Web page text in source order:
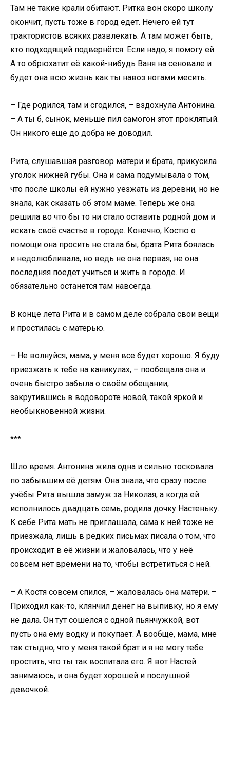
Там не такие крали обитают. Ритка вон скоро школу
окончит, пусть тоже в город едет. Нечего ей тут
трактористов всяких развлекать. А там может быть,
кто подходящий подвернётся. Если надо, я помогу ей.
А то обрюхатит её какой-нибудь Ваня на сеновале и
будет она всю жизнь как ты навоз ногами месить.
– Где родился, там и сгодился, – вздохнула Антонина.
– А ты б, сынок, меньше пил самогон этот проклятый.
Он никого ещё до добра не доводил.
Рита, слушавшая разговор матери и брата, прикусила
уголок нижней губы. Она и сама подумывала о том,
что после школы ей нужно уезжать из деревни, но не
знала, как сказать об этом маме. Теперь же она
решила во что бы то ни стало оставить родной дом и
искать своё счастье в городе. Конечно, Костю о
помощи она просить не стала бы, брата Рита боялась
и недолюбливала, но ведь не она первая, не она
последняя поедет учиться и жить в городе. И
обязательно останется там навсегда.
В конце лета Рита и в самом деле собрала свои вещи
и простилась с матерью.
– Не волнуйся, мама, у меня все будет хорошо. Я буду
приезжать к тебе на каникулах, – пообещала она и
очень быстро забыла о своём обещании,
закрутившись в водовороте новой, такой яркой и
необыкновенной жизни.
***
Шло время. Антонина жила одна и сильно тосковала
по забывшим её детям. Она знала, что сразу после
учёбы Рита вышла замуж за Николая, а когда ей
исполнилось двадцать семь, родила дочку Настеньку.
К себе Рита мать не приглашала, сама к ней тоже не
приезжала, лишь в редких письмах писала о том, что
происходит в её жизни и жаловалась, что у неё
совсем нет времени на то, чтобы встретиться с ней.
– А Костя совсем спился, – жаловалась она матери. –
Приходил как-то, клянчил денег на выпивку, но я ему
не дала. Он тут сошёлся с одной пьянчужкой, вот
пусть она ему водку и покупает. А вообще, мама, мне
так стыдно, что у меня такой брат и я не могу тебе
простить, что ты так воспитала его. Я вот Настей
занимаюсь, и она будет хорошей и послушной
девочкой.